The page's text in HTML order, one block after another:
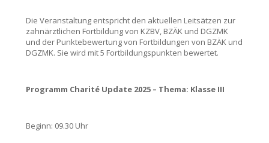
Die Veranstaltung entspricht den aktuellen Leitsätzen zur
zahnärztlichen Fortbildung von KZBV, BZÄK und DGZMK
und der Punktebewertung von Fortbildungen von BZÄK und
DGZMK. Sie wird mit 5 Fortbildungspunkten bewertet.
Programm Charité Update 2025 – Thema: Klasse III
Beginn: 09.30 Uhr